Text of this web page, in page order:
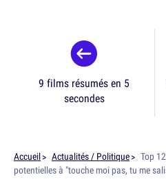
9 films résumés en 5
secondes
Accueil Actualités / Politique
Top
potentielles à "touche moi pas, tu me